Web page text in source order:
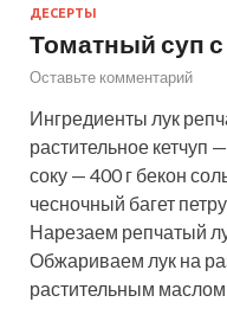
ДЕСЕРТЫ
Томатный суп
Оставьте комментарий
Ингредиенты лук
растительное кетчуп
соку — 400 г бекон
чесночный багет
Нарезаем репчатый
Обжариваем лук на
растительным